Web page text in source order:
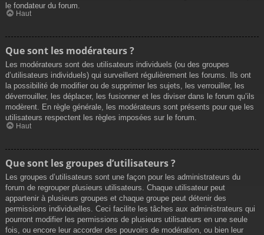
le fondateur du forum.
Haut
Que sont les modérateurs ?
Les modérateurs sont des utilisateurs individuels (ou des groupes
d’utilisateurs individuels) qui surveillent régulièrement les forums. Ils ont
la possibilité de modifier ou de supprimer les sujets, les verrouiller, les
déverrouiller, les déplacer, les fusionner et les diviser dans le forum qu’ils
modèrent. En règle générale, les modérateurs sont présents pour que les
utilisateurs respectent les règles imposées sur le forum.
Haut
Que sont les groupes d’utilisateurs ?
Les groupes d’utilisateurs sont une façon pour les administrateurs du
forum de regrouper plusieurs utilisateurs. Chaque utilisateur peut
appartenir à plusieurs groupes et chaque groupe peut détenir des
permissions individuelles. Ceci facilite les tâches aux administrateurs qui
pourront modifier les permissions de plusieurs utilisateurs en une seule
fois, ou encore leur accorder des pouvoirs de modération, ou bien leur